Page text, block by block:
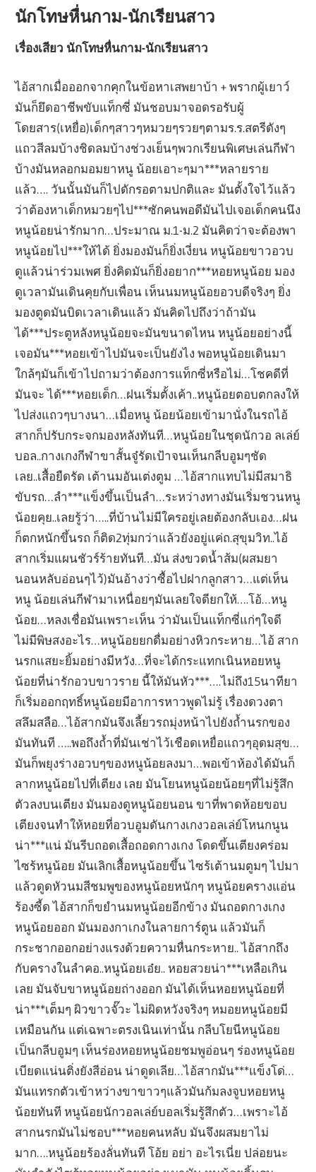
นักโทษหื่นกาม-นักเรียนสาว
เรื่องเสียว นักโทษหื่นกาม-นักเรียนสาว
ไอ้สากเมื่อออกจากคุกในข้อหาเสพยาบ้า + พรากผู้เยาว์
มันก็ยึดอาชีพขับแท็กซี่ มันชอบมาจอดรอรับผู้
โดยสาร(เหยื่อ)เด็กๆสาวๆหมวยๆรวยๆตามร.ร.สตรีดังๆ
แถวสีลมบ้างชิดลมบ้างช่วงเย็นๆพวกเรียนพิเศษเล่นกีฬา
บ้างมันหลอกมอมยาหนู น้อยเอาะๆมา***หลายราย
แล้ว…. วันนั้นมันก็ไปดักรอตามปกติและ มันตั้งใจไว้แล้ว
ว่าต้องหาเด็กหมวยๆไป***ซักคนพอดีมันไปเจอเด็กคนนึง
หนูน้อยน่ารักมาก…ประมาณ ม.1-ม.2 มันคิดว่าจะต้องพา
หนูน้อยไป***ให้ได้ ยิ่งมองมันก็ยิ่งเงี่ยน หนูน้อยขาวอวบ
ดูแล้วน่าร่วมเพศ ยิ่งคิดมันก็ยิ่งอยาก***หอยหนูน้อย มอง
ดูเวลามันเดินคุยกับเพื่อน เห็นนมหนูน้อยอวบดีจริงๆ ยิ่ง
มองตูดมันบิดเวลาเดินแล้ว มันคิดไปถึงว่าถ้ามัน
ได้***ประตูหลังหนูน้อยจะมันขนาดไหน หนูน้อยอย่างนี้
เจอมัน***หอยเข้าไปมันจะเป็นยังไง พอหนูน้อยเดินมา
ใกล้ๆมันก็เข้าไปถามว่าต้องการแท็กซี่หรือไม่…โชคดีที่
มันจะ ได้***หอยเด็ก…ฝนเริ่มตั้งเค้า..หนูน้อยตอบตกลงให้
ไปส่งแถวๆบางนา…เมื่อหนู น้อยน้อยเข้ามานั่งในรถไอ้
สากก็ปรับกระจกมองหลังทันที…หนูน้อยในชุดนักวอ ลเล่ย์
บอล..กางเกงกีฬาขาสั้นจู๋รัดเป้าจนเห็นกลีบอูมๆชัด
เลย..เสื้อยืดรัด เต้านมอันเต่งตูม …ไอ้สากแทบไม่มีสมาธิ
ขับรถ…ลำ***แข็งขึ้นเป็นลำ…ระหว่างทางมันเริ่มชวนหนู
น้อยคุย..เลยรู้ว่า…..ที่บ้านไม่มีใครอยู่เลยต้องกลับเอง…ฝน
ก็ตกหนักขึ้นรถ ก็ติด2ทุ่มกว่าแล้วยังอยู่แค่ถ.สุขุมวิท..ไอ้
สากเริ่มแผนชัวร์ร้ายทันที…มัน ส่งขวดน้ำส้ม(ผสมยา
นอนหลับอ่อนๆไว้)มันอ้างว่าซื้อไปฝากลูกสาว…แต่เห็น
หนู น้อยเล่นกีฬามาเหนื่อยๆมันเลยใจดียกให้….โอ้…หนู
น้อย…หลงเชื่อมันเพราะเห็น ว่ามันเป็นแท็กซี่แก่ๆใจดี
ไม่มีพิษสงอะไร…หนูน้อยยกดื่มอย่างหิวกระหาย…ไอ้ สาก
นรกแสยะยิ้มอย่างมีหวัง…ที่จะได้กระแทกเนินหอยหนู
น้อยที่น่ารักอวบขาวราย นี้ให้มันหัว***….ไม่ถึง15นาทียา
ก็เริ่มออกฤทธิ์หนูน้อยมีอาการหาวพูดไม่รู้ เรื่องดวงตา
สลึมสลือ…ไอ้สากมันจึงเลี้ยวรถมุ่งหน้าไปยังถ้ำนรกของ
มันทันที …..พอถึงถ้ำที่มันเช่าไว้เชือดเหยื่อแถวๆอุดมสุข…
มันก็พยุงร่างอวบๆของหนูน้อยลงมา…พอเข้าห้องได้มันก็
ลากหนูน้อยไปที่เตียง เลย มันโยนหนูน้อยน้อยๆที่ไม่รู้สึก
ตัวลงบนเตียง มันมองดูหนูน้อยนอน ขาที่พาดห้อยขอบ
เตียงจนทำให้หอยที่อวบอูมดันกางเกงวอลเล่ย์โหนกนูน
น่า***แน่ มันรีบถอดเสื้อถอดกางเกง โดดขึ้นเตียงคร่อม
ไซร้หนูน้อย มันเลิกเสื้อหนูน้อยขึ้น ไซร้เต้านมตูมๆ ไปมา
แล้วดูดหัวนมสีชมพูของหนูน้อยหนักๆ หนูน้อยครางแอ่น
ร้องซี้ด ไอ้สากก็ขยำนมหนูน้อยอีกข้าง มันถอดกางเกง
หนูน้อยออก มันมองกาเกงในลายการ์ตูน แล้วมันก็
กระชากออกอย่างแรงด้วยความหื่นกระหาย.. ไอ้สากถึง
กับครางในลำคอ..หนูน้อยเอ๋ย.. หอยสวยน่า***เหลือเกิน
เลย มันจับขาหนูน้อยถ่างออก มันได้เห็นหอยหนูน้อยที่
น่า***เต็มๆ ผิวขาวจั๊วะ ไม่ผิดหวังจริงๆ หมอยหนูน้อยมี
เหมือนกัน แต่เฉพาะตรงเนินเท่านั้น กลีบโยนีหนูน้อย
เป็นกลีบอูมๆ เห็นร่องหอยหนูน้อยชมพูอ่อนๆ ร่องหนูน้อย
เบียดแน่นติ่งยังสีอ่อน น่าดูดเลีย…ไอ้สากมัน***แข็งโด่…
มันแทรกตัวเข้าหว่างขาขาวๆแล้วมันก้มลงจูบหอยหนู
น้อยทันที หนูน้อยนักวอลเล่ย์บอลเริ่มรู้สึกตัว…เพราะไอ้
สากนรกมันไม่ชอบ***หอยคนหลับ มันจึงผสมยาไม่
มาก….หนูน้อยร้องลั่นทันที โอ้ย อย่า อะไรเนี่ย ปล่อยนะ